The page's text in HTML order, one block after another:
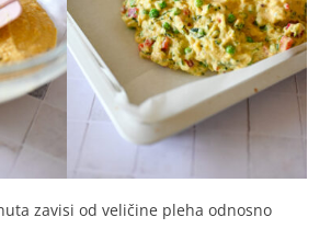
zavisi od veličine pleha odnosno